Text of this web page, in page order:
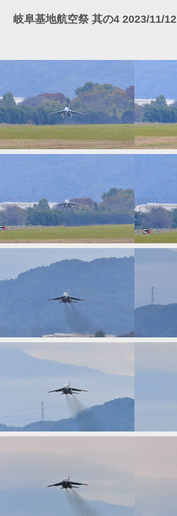
岐阜基地航空祭 其の4 2023/11/12